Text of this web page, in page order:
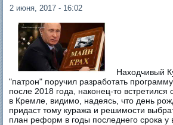
2 июня, 2017 - 16:02
Находчивый
"патрон" поручил разработать
после 2018 года, наконец-то встретился
в Кремле, видимо, надеясь, что день
придаст тому куража и решимости
план реформ в годы последнего срока у